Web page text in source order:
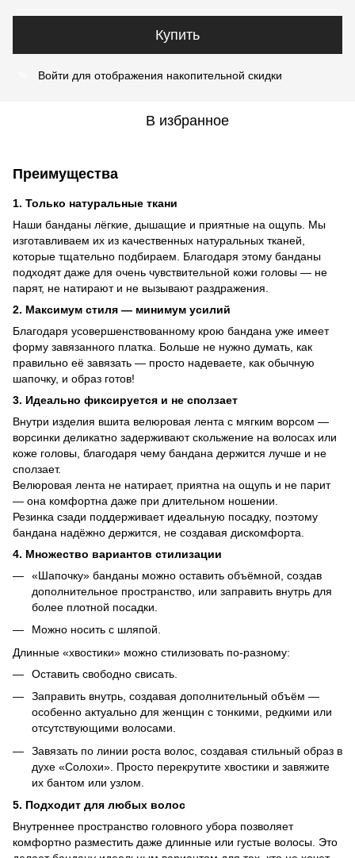
Купить
Войти для отображения накопительной скидки
В избранное
Преимущества
1. Только натуральные ткани
Наши банданы лёгкие, дышащие и приятные на ощупь. Мы
изготавливаем их из качественных натуральных тканей,
которые тщательно подбираем. Благодаря этому банданы
подходят даже для очень чувствительной кожи головы — не
парят, не натирают и не вызывают раздражения.
2. Максимум стиля — минимум усилий
Благодаря усовершенствованному крою бандана уже имеет
форму завязанного платка. Больше не нужно думать, как
правильно её завязать — просто надеваете, как обычную
шапочку, и образ готов!
3. Идеально фиксируется и не сползает
Внутри изделия вшита велюровая лента с мягким ворсом —
ворсинки деликатно задерживают скольжение на волосах или
коже головы, благодаря чему бандана держится лучше и не
сползает.
Велюровая лента не натирает, приятна на ощупь и не парит
— она комфортна даже при длительном ношении.
Резинка сзади поддерживает идеальную посадку, поэтому
бандана надёжно держится, не создавая дискомфорта.
4. Множество вариантов стилизации
«Шапочку» банданы можно оставить объёмной, создав
дополнительное пространство, или заправить внутрь для
более плотной посадки.
Можно носить с шляпой.
Длинные «хвостики» можно стилизовать по-разному:
Оставить свободно свисать.
Заправить внутрь, создавая дополнительный объём —
особенно актуально для женщин с тонкими, редкими или
отсутствующими волосами.
Завязать по линии роста волос, создавая стильный образ в
духе «Солохи». Просто перекрутите хвостики и завяжите
их бантом или узлом.
5. Подходит для любых волос
Внутреннее пространство головного убора позволяет
комфортно разместить даже длинные или густые волосы. Это